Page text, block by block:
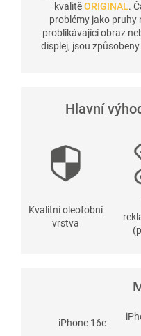
kvalitěORIGINAL.
problémy jako pruhy
problikávající obraz
displej, jsou
Hlavní
Kvalitní oleofobní
vrstva
iPhone 16e